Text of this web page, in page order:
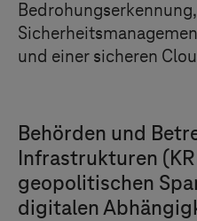
Bedrohungserkennung,
und einer sicheren
Behörden und
Infrastrukturen
geopolitischen
digitalen